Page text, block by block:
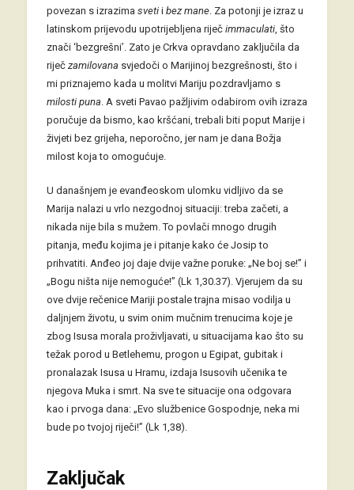
povezan s izrazima svetii bez mane. Za potonji je izraz u
latinskom prijevodu upotrijebljena riječimmaculati, što
znači ‘bezgrešni’. Zato je Crkva opravdano zaključila da
riječ zamilovana svjedoči o Marijinoj bezgrešnosti, što i
mi priznajemo kada u molitvi Mariju pozdravljamo s
milosti puna . A sveti Pavao pažljivim odabirom ovih izraza
poručuje da bismo, kao kršćani, trebali biti poput Marije i
živjeti bez grijeha, neporočno, jer nam je dana Božja
milost koja to omogućuje.
U današnjem je evanđeoskom ulomku vidljivo da se
Marija nalazi u vrlo nezgodnoj situaciji: treba začeti, a
nikada nije bila s mužem. To povlači mnogo drugih
pitanja, među kojima je i pitanje kako će Josip to
prihvatiti. Anđeo joj daje dvije važne poruke: „Ne boj se!” i
„Bogu ništa nije nemoguće!” (Lk 1,30.37). Vjerujem da su
ove dvije rečenice Mariji postale trajna misao vodilja u
daljnjem životu, u svim onim mučnim trenucima koje je
zbog Isusa morala proživljavati, u situacijama kao što su
težak porod u Betlehemu, progon u Egipat, gubitak i
pronalazak Isusa u Hramu, izdaja Isusovih učenika te
njegova Muka i smrt. Na sve te situacije ona odgovara
kao i prvoga dana: „Evo službenice Gospodnje, neka mi
bude po tvojoj riječi!” (Lk 1,38).
Zaključak